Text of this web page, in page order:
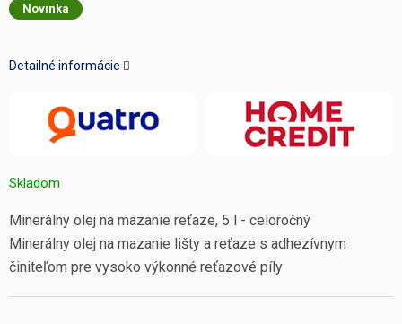
Novinka
Skladom
Minerálny olej na mazanie reťaze, 5 l - celoročný
Minerálny olej na mazanie lišty a reťaze s adhezívnym
činiteľom pre vysoko výkonné reťazové píly
Detailné informácie